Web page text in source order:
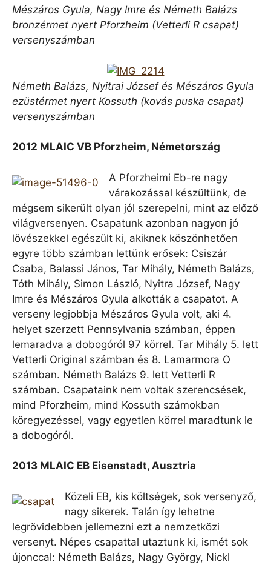
Mészáros Gyula, Nagy Imre és Németh Balázs
bronzérmet nyert Pforzheim (Vetterli R csapat)
versenyszámban
Németh Balázs, Nyitrai József és Mészáros Gyula
ezüstérmet nyert Kossuth (kovás puska csapat)
versenyszámban
2012 MLAIC VB Pforzheim, Németország
A Pforzheimi Eb-re nagy
várakozással készültünk, de
mégsem sikerült olyan jól szerepelni, mint az előző
világversenyen. Csapatunk azonban nagyon jó
lövészekkel egészült ki, akiknek köszönhetően
egyre több számban lettünk erősek: Csiszár
Csaba, Balassi János, Tar Mihály, Németh Balázs,
Tóth Mihály, Simon László, Nyitra József, Nagy
Imre és Mészáros Gyula alkották a csapatot. A
verseny legjobbja Mészáros Gyula volt, aki 4.
helyet szerzett Pennsylvania számban, éppen
lemaradva a dobogóról 97 körrel. Tar Mihály 5. lett
Vetterli Original számban és 8. Lamarmora O
számban. Németh Balázs 9. lett Vetterli R
számban. Csapataink nem voltak szerencsések,
mind Pforzheim, mind Kossuth számokban
köregyezéssel, vagy egyetlen körrel maradtunk le
a dobogóról.
2013 MLAIC EB Eisenstadt, Ausztria
Közeli EB, kis költségek, sok versenyző,
nagy sikerek. Talán így lehetne
legrövidebben jellemezni ezt a nemzetközi
versenyt. Népes csapattal utaztunk ki, ismét sok
újonccal: Németh Balázs, Nagy György, Nickl